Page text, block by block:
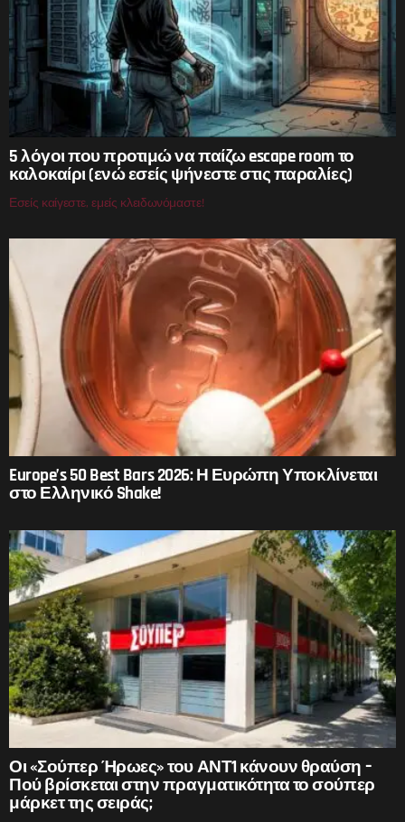
5 λόγοι που προτιμώ να παίζω escape room το
καλοκαίρι (ενώ εσείς ψήνεστε στις παραλίες)
Εσείς καίγεστε, εμείς κλειδωνόμαστε!
Europe’s 50 Best Bars 2026: Η Ευρώπη Υποκλίνεται
στο Ελληνικό Shake!
Οι «Σούπερ Ήρωες» του ΑΝΤ1 κάνουν θραύση –
Πού βρίσκεται στην πραγματικότητα το σούπερ
μάρκετ της σειράς;